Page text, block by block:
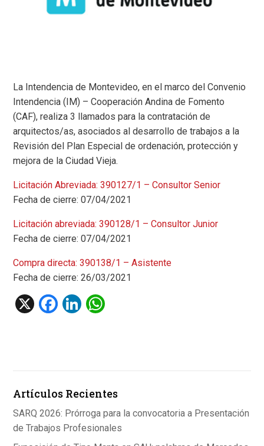
La Intendencia de Montevideo, en el marco del Convenio
Intendencia (IM) – Cooperación Andina de Fomento
(CAF), realiza 3 llamados para la contratación de
arquitectos/as, asociados al desarrollo de trabajos a la
Revisión del Plan Especial de ordenación, protección y
mejora de la Ciudad Vieja.
Licitación Abreviada: 390127/1 – Consultor Senior
Fecha de cierre: 07/04/2021
Licitación abreviada: 390128/1 – Consultor Junior
Fecha de cierre: 07/04/2021
Compra directa: 390138/1 – Asistente
Fecha de cierre: 26/03/2021
X
F
o
k
Li
p
p
Artículos Recientes
SARQ 2026: Prórroga para la convocatoria a Presentación
de Trabajos Profesionales